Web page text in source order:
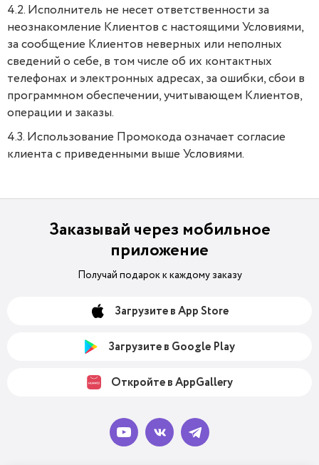
4.2. Исполнитель не несет ответственности за
неознакомление Клиентов с настоящими Условиями,
за сообщение Клиентов неверных или неполных
сведений о себе, в том числе об их контактных
телефонах и электронных адресах, за ошибки, сбои в
программном обеспечении, учитывающем Клиентов,
операции и заказы.
4.3. Использование Промокода означает согласие
клиента с приведенными выше Условиями.
Заказывай через мобильное
приложение
Получай подарок к каждому заказу
Загрузите в App Store
Загрузите в Google Play
Откройте в AppGallery